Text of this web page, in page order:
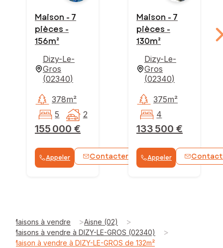
Maison - 7
pièces -
156m²
Dizy-Le-
Gros
(02340)
155 000 €
378m²
5
2
Appeler Contacter WhatsApp
Maison - 7
pièces -
130m²
Dizy-Le-
Gros
(02340)
133 500 €
375m²
4
Appeler
Maisons à vendre >Aisne (02) >
Maisons à vendre à DIZY-LE-GROS (02340) >
Maison à vendre à DIZY-LE-GROS de 132m²